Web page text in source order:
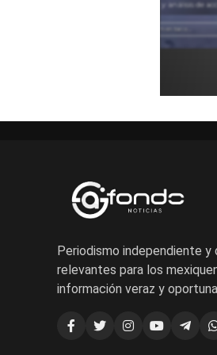
testimonios y análisis de
carretera para entender
Periodismo independiente
relevantes para los
información veraz y